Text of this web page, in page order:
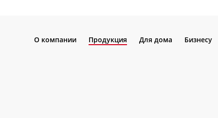
О компании Продукция Для дома Бизнесу